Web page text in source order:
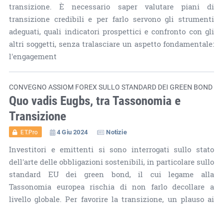
transizione. È necessario saper valutare piani di
transizione credibili e per farlo servono gli strumenti
adeguati, quali indicatori prospettici e confronto con gli
altri soggetti, senza tralasciare un aspetto fondamentale:
l'engagement
CONVEGNO ASSIOM FOREX SULLO STANDARD DEI GREEN BOND
Quo vadis Eugbs, tra Tassonomia e
Transizione
ET.Pro 4 Giu 2024 Notizie
Investitori e emittenti si sono interrogati sullo stato
dell'arte delle obbligazioni sostenibili, in particolare sullo
standard EU dei green bond, il cui legame alla
Tassonomia europea rischia di non farlo decollare a
livello globale. Per favorire la transizione, un plauso ai